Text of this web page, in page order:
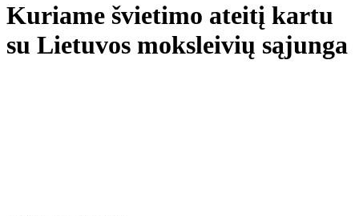
Kuriame švietimo ateitį kartu
su Lietuvos moksleivių sąjunga